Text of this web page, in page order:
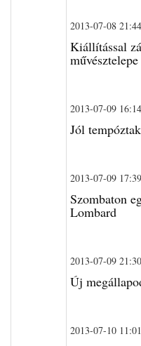
2013-07-08
Kiállítással
művésztelepe
2013-07-09
Jól
2013-07-09
Szombaton
Lombard
2013-07-09
Új
2013-07-10